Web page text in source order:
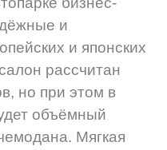
и
и японских
рассчитан
но при этом в
объёмный
Мягкая